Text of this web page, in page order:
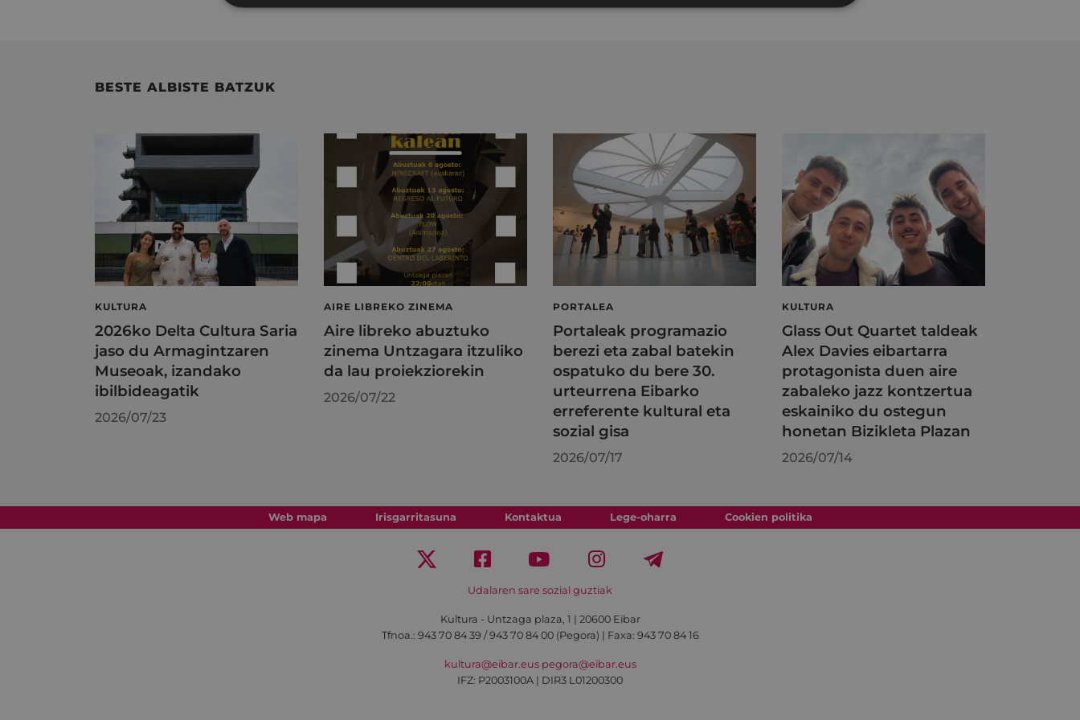
BESTE ALBISTE BATZUK
KULTURA
2026ko Delta Cultura Saria
jaso du Armagintzaren
Museoak, izandako
ibilbideagatik
2026/07/23
AIRE LIBREKO ZINEMA
Aire libreko abuztuko
zinema Untzagara itzuliko
da lau proiekziorekin
2026/07/22
PORTALEA
Portaleak programazio
berezi eta zabal batekin
ospatuko du bere 30.
urteurrena Eibarko
erreferente kultural eta
sozial gisa
2026/07/17
KULTURA
Glass Out Quartet taldeak
Alex Davies eibartarra
protagonista duen aire
zabaleko jazz kontzertua
eskainiko du ostegun
honetan Bizikleta Plazan
2026/07/14
Web mapa Irisgarritasuna Kontaktua Lege-oharra Cookien politika
Udalaren sare sozial guztiak
Kultura - Untzaga plaza, 1 | 20600 Eibar
Tfnoa.: 943 70 84 39 / 943 70 84 00 (Pegora) | Faxa: 943 70 84 16
kultura@eibar.eus pegora@eibar.eus
IFZ: P2003100A | DIR3 L01200300